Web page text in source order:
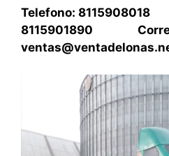
Telefono:
8115901890